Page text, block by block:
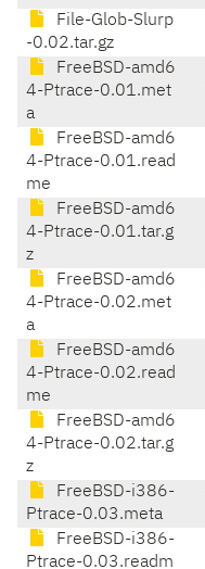
File-Glob-Slurp
-0.02.tar.gz
FreeBSD-amd6
4-Ptrace-0.01.met
a
FreeBSD-amd6
4-Ptrace-0.01.read
me
FreeBSD-amd6
4-Ptrace-0.01.tar.g
z
FreeBSD-amd6
4-Ptrace-0.02.met
a
FreeBSD-amd6
4-Ptrace-0.02.read
me
FreeBSD-amd6
4-Ptrace-0.02.tar.g
z
FreeBSD-i386-
Ptrace-0.03.meta
FreeBSD-i386-
Ptrace-0.03.readm